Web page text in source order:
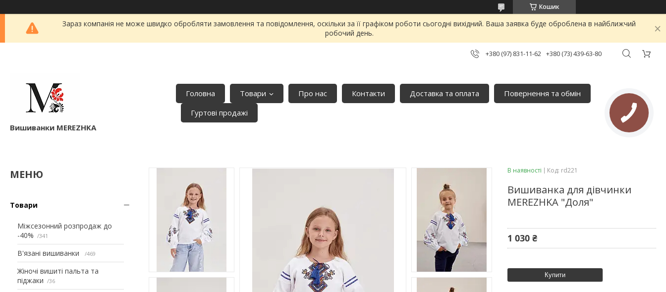
Кошик
Зараз компанія не може швидко обробляти замовлення та повідомлення, оскільки за її графіком роботи сьогодні вихідний. Ваша заявка буде оброблена в найближчий
робочий день.
+380 (97) 831-11-62 +380 (73) 439-63-80
Вишиванки MEREZHKA
Головна Товари Про нас Контакти Доставка та оплата
Повернення та обмін
Гуртові продажі
Товари
Міжсезонний розпродаж до
-40%
341
В'язані вишиванки 469
Жіночі вишиті пальта та
піджаки
36
В наявності Код: rd221
Вишиванка для дівчинки
MEREZHKA "Доля"
1 030 ₴
Купити